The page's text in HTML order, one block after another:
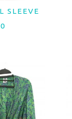
SLEEVE